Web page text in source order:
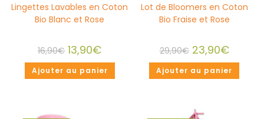
Lingettes Lavables en Coton
Bio Blanc et Rose
16,90€ 13,90€
Ajouter au panier
Lot de Bloomers en Coton
Bio Fraise et Rose
29,90€ 23,90€
Ajouter au panier